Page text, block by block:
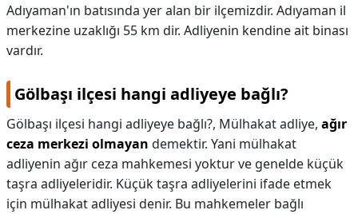
Adıyaman'ın batısında yer alan bir ilçemizdir. Adıyaman il
merkezine uzaklığı 55 km dir. Adliyenin kendine ait binası
vardır.
Gölbaşı ilçesi hangi adliyeye bağlı?
Gölbaşı ilçesi hangi adliyeye bağlı?, Mülhakat adliye, ağır
ceza merkezi olmayan demektir. Yani mülhakat
adliyenin ağır ceza mahkemesi yoktur ve genelde küçük
taşra adliyeleridir. Küçük taşra adliyelerini ifade etmek
için mülhakat adliyesi denir. Bu mahkemeler bağlı